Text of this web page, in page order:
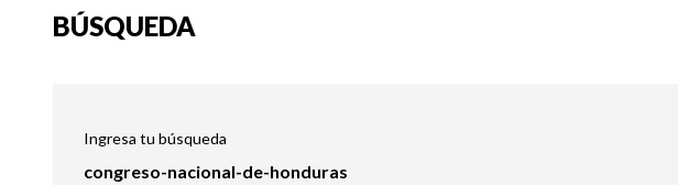
BÚSQUEDA
Ingresa tu búsqueda